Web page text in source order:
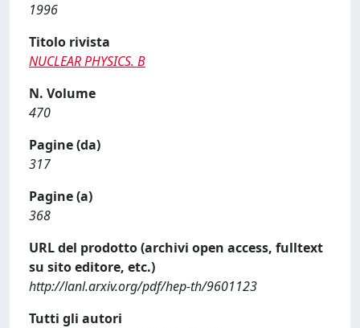
1996
Titolo rivista
NUCLEAR PHYSICS. B
N. Volume
470
Pagine (da)
317
Pagine (a)
368
URL del prodotto (archivi open access, fulltext
su sito editore, etc.)
http://lanl.arxiv.org/pdf/hep-th/9601123
Tutti gli autori